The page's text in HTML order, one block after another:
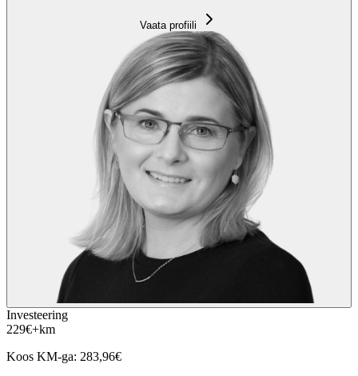
Vaata profiili
Investeering
229€+km
Koos KM-ga: 283,96€